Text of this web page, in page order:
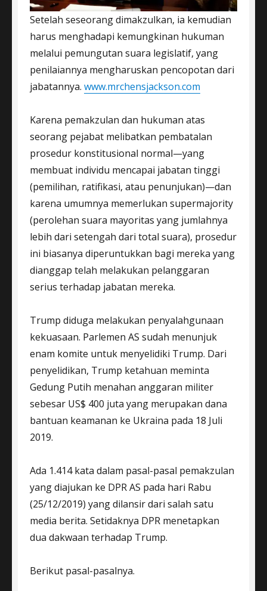
Setelah seseorang dimakzulkan, ia kemudian
harus menghadapi kemungkinan hukuman
melalui pemungutan suara legislatif, yang
penilaiannya mengharuskan pencopotan dari
jabatannya. www.mrchensjackson.com
Karena pemakzulan dan hukuman atas
seorang pejabat melibatkan pembatalan
prosedur konstitusional normal—yang
membuat individu mencapai jabatan tinggi
(pemilihan, ratifikasi, atau penunjukan)—dan
karena umumnya memerlukan supermajority
(perolehan suara mayoritas yang jumlahnya
lebih dari setengah dari total suara), prosedur
ini biasanya diperuntukkan bagi mereka yang
dianggap telah melakukan pelanggaran
serius terhadap jabatan mereka.
Trump diduga melakukan penyalahgunaan
kekuasaan. Parlemen AS sudah menunjuk
enam komite untuk menyelidiki Trump. Dari
penyelidikan, Trump ketahuan meminta
Gedung Putih menahan anggaran militer
sebesar US$ 400 juta yang merupakan dana
bantuan keamanan ke Ukraina pada 18 Juli
2019.
Ada 1.414 kata dalam pasal-pasal pemakzulan
yang diajukan ke DPR AS pada hari Rabu
(25/12/2019) yang dilansir dari salah satu
media berita. Setidaknya DPR menetapkan
dua dakwaan terhadap Trump.
Berikut pasal-pasalnya.